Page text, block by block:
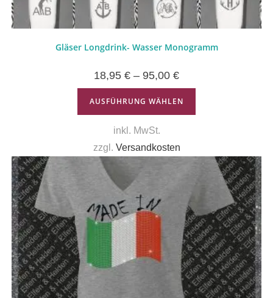
Gläser Longdrink- Wasser Monogramm
18,95 € – 95,00 €
AUSFÜHRUNG WÄHLEN
inkl. MwSt.
zzgl. Versandkosten